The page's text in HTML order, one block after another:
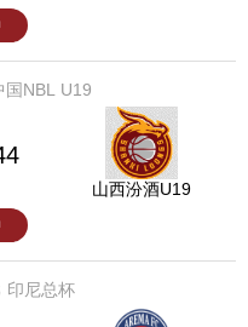
国NBL U19
山西汾酒U19
印尼总杯